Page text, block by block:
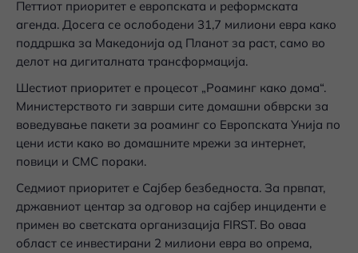
Петтиот приоритет е европската и реформската
агенда. Досега се ослободени 31,7 милиони евра како
поддршка за Македонија од Планот за раст, само во
делот на дигиталната трансформација.
Шестиот приоритет е процесот „Роаминг како дома“.
Министерството ги заврши сите домашни обврски за
воведување пакети за роаминг со Европската Унија по
цени исти како во домашните мрежи за интернет,
повици и СМС пораки.
Седмиот приоритет е Сајбер безбедноста. За првпат,
државниот центар за одговор на сајбер инциденти е
примен во светската организација FIRST. Во оваа
област се инвестирани 2 милиони евра во опрема,